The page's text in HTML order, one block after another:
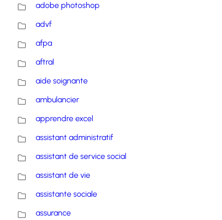
adobe photoshop
advf
afpa
aftral
aide soignante
ambulancier
apprendre excel
assistant administratif
assistant de service social
assistant de vie
assistante sociale
assurance